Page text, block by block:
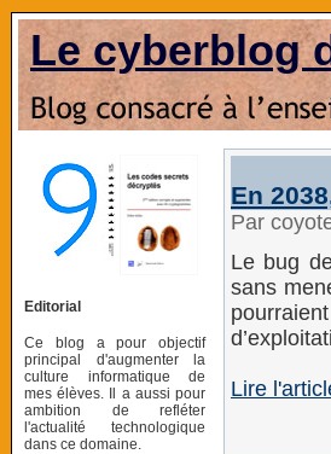
Le cyberblog
Editorial
Ce blog a pour objectif
principal d'augmenter la
culture informatique de
mes élèves. Il a aussi pour
ambition de refléter
l'actualité technologique
dans ce domaine.
En
Par
Le bug
sans
Lire